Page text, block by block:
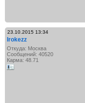
23.10.2015 13:34
Irokezz
Откуда: Москва
Сообщений: 40520
Карма: 48.71